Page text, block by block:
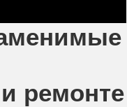
ремонте